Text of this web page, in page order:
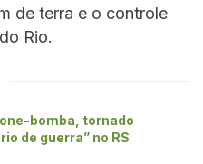
de terra e o controle
Rio.
bomba, tornado
de guerra” no RS